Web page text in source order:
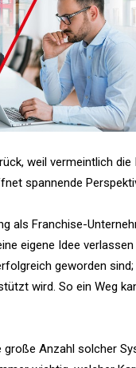
weil vermeintlich
spannende
als Franchise-
eigene Idee
geworden
wird. So ein Weg
große Anzahl solcher